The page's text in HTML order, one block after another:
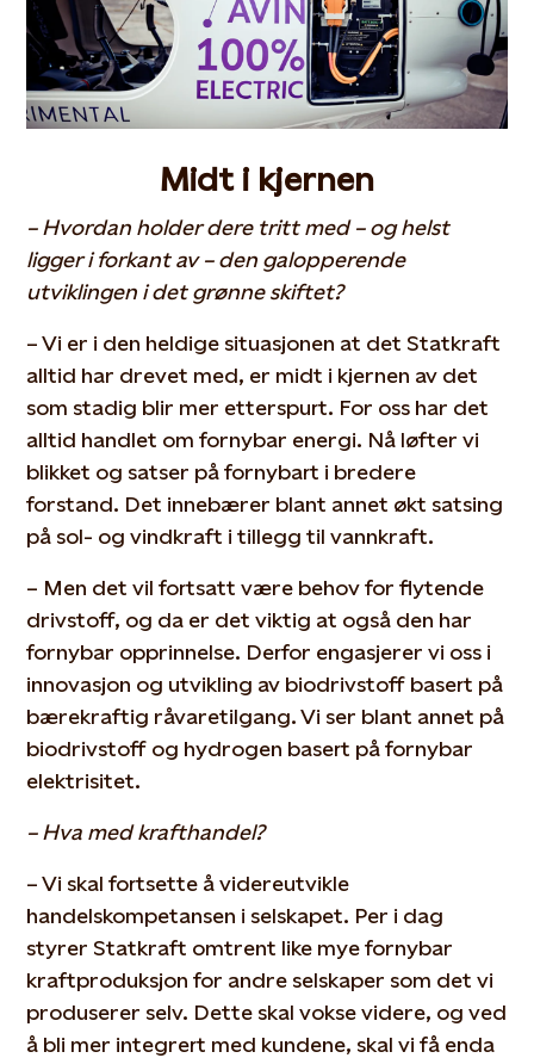
Midt i kjernen
– Hvordan holder dere tritt med – og helst
ligger i forkant av – den galopperende
utviklingen i det grønne skiftet?
– Vi er i den heldige situasjonen at det Statkraft
alltid har drevet med, er midt i kjernen av det
som stadig blir mer etterspurt. For oss har det
alltid handlet om fornybar energi. Nå løfter vi
blikket og satser på fornybart i bredere
forstand. Det innebærer blant annet økt satsing
på sol- og vindkraft i tillegg til vannkraft.
– Men det vil fortsatt være behov for flytende
drivstoff, og da er det viktig at også den har
fornybar opprinnelse. Derfor engasjerer vi oss i
innovasjon og utvikling av biodrivstoff basert på
bærekraftig råvaretilgang. Vi ser blant annet på
biodrivstoff og hydrogen basert på fornybar
elektrisitet.
– Hva med krafthandel?
– Vi skal fortsette å videreutvikle
handelskompetansen i selskapet. Per i dag
styrer Statkraft omtrent like mye fornybar
kraftproduksjon for andre selskaper som det vi
produserer selv. Dette skal vokse videre, og ved
å bli mer integrert med kundene, skal vi få enda